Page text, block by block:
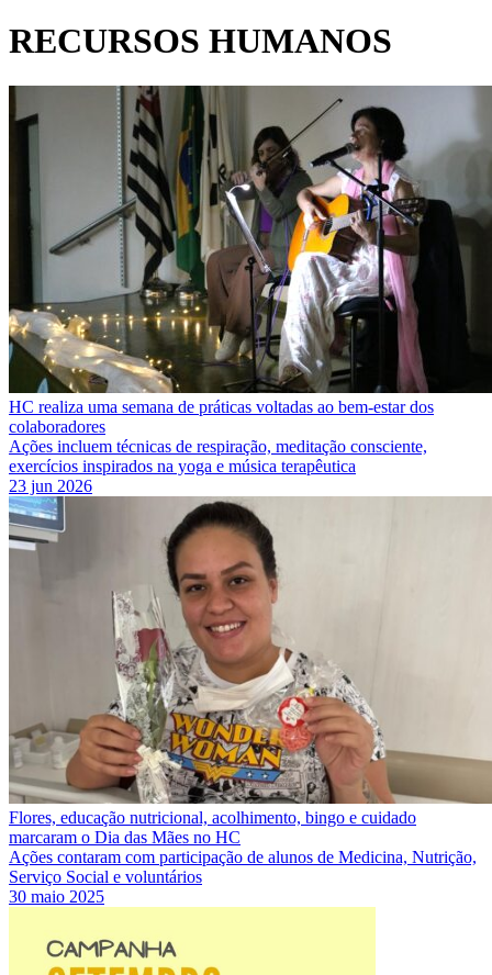
RECURSOS HUMANOS
HC realiza uma semana de práticas voltadas ao bem-estar dos
colaboradores
Ações incluem técnicas de respiração, meditação consciente,
exercícios inspirados na yoga e música terapêutica
23 jun 2026
Flores, educação nutricional, acolhimento, bingo e cuidado
marcaram o Dia das Mães no HC
Ações contaram com participação de alunos de Medicina, Nutrição,
Serviço Social e voluntários
30 maio 2025